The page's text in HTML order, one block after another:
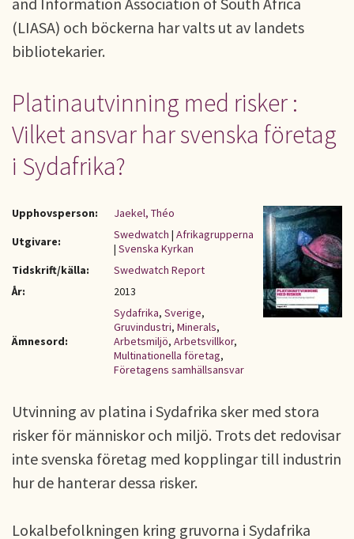
(LIASA) och böckerna har valts ut av landets
bibliotekarier.
Platinautvinning med risker :
Vilket ansvar har svenska företag
i Sydafrika?
Upphovsperson:
Jaekel, Théo
Utgivare:
Swedwatch | Afrikagrupperna
| Svenska Kyrkan
Tidskrift/källa:
Swedwatch Report
År:
2013
Ämnesord:
Sydafrika, Sverige,
Gruvindustri, Minerals,
Arbetsmiljö, Arbetsvillkor,
Multinationella företag,
Företagens samhällsansvar
Utvinning av platina i Sydafrika sker med stora
risker för människor och miljö. Trots det redovisar
inte svenska företag med kopplingar till industrin
hur de hanterar dessa risker.
Lokalbefolkningen kring gruvorna i Sydafrika